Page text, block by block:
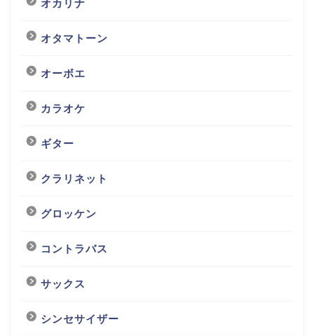
オカリナ
オタマトーン
オーボエ
カラオケ
ギター
クラリネット
グロッケン
コントラバス
サックス
シンセサイザー